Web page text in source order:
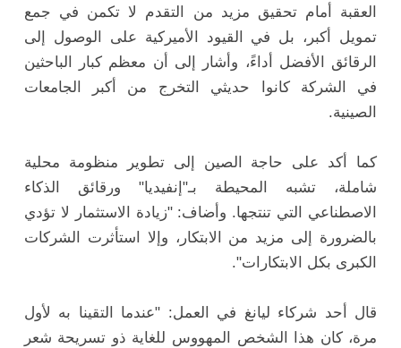
العقبة أمام تحقيق مزيد من التقدم لا تكمن في جمع
تمويل أكبر، بل في القيود الأميركية على الوصول إلى
الرقائق الأفضل أداءً، وأشار إلى أن معظم كبار الباحثين
في الشركة كانوا حديثي التخرج من أكبر الجامعات
الصينية.
كما أكد على حاجة الصين إلى تطوير منظومة محلية
شاملة، تشبه المحيطة بـ"إنفيديا" ورقائق الذكاء
الاصطناعي التي تنتجها. وأضاف: "زيادة الاستثمار لا تؤدي
بالضرورة إلى مزيد من الابتكار، وإلا استأثرت الشركات
الكبرى بكل الابتكارات".
قال أحد شركاء ليانغ في العمل: "عندما التقينا به لأول
مرة، كان هذا الشخص المهووس للغاية ذو تسريحة شعر